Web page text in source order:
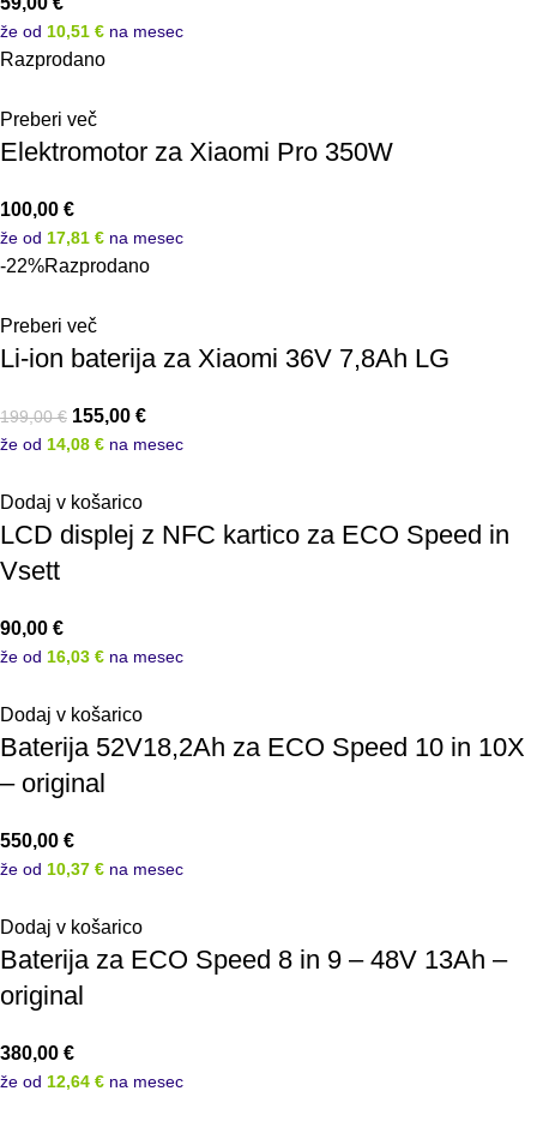
že od 10,51 € na mesec
Razprodano
Preberi več
Elektromotor za Xiaomi Pro 350W
100,00 €
že od 17,81 € na mesec
-22%Razprodano
Preberi več
Li-ion baterija za Xiaomi 36V 7,8Ah LG
199,00€ 155,00 €
že od 14,08 € na mesec
Dodaj v košarico
LCD displej z NFC kartico za ECO Speed in
Vsett
90,00 €
že od 16,03 € na mesec
Dodaj v košarico
Baterija 52V18,2Ah za ECO Speed 10 in 10X
– original
550,00 €
že od 10,37 € na mesec
Dodaj v košarico
Baterija za ECO Speed 8 in 9 – 48V 13Ah –
original
380,00 €
že od 12,64 € na mesec